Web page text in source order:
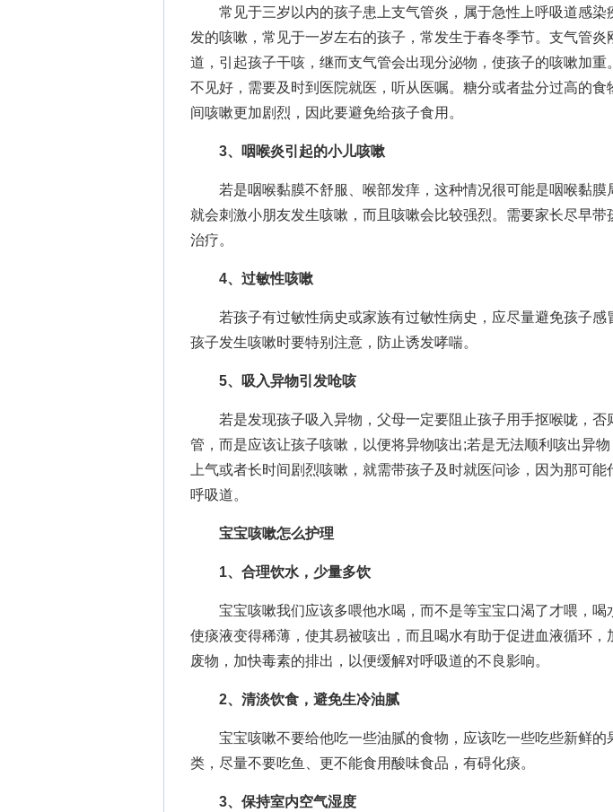
常见于三岁以内的孩子患上支气管炎，属于急性上呼吸道感染
发的咳嗽，常见于一岁左右的孩子，常发生于春冬季节。支气管炎
道，引起孩子干咳，继而支气管会出现分泌物，使孩子的咳嗽加重
不见好，需要及时到医院就医，听从医嘱。糖分或者盐分过高的食
间咳嗽更加剧烈，因此要避免给孩子食用。
3、咽喉炎引起的小儿咳嗽
若是咽喉黏膜不舒服、喉部发痒，这种情况很可能是咽喉黏膜
就会刺激小朋友发生咳嗽，而且咳嗽会比较强烈。需要家长尽早带
治疗。
4、过敏性咳嗽
若孩子有过敏性病史或家族有过敏性病史，应尽量避免孩子感
孩子发生咳嗽时要特别注意，防止诱发哮喘。
5、吸入异物引发呛咳
若是发现孩子吸入异物，父母一定要阻止孩子用手抠喉咙，否
管，而是应该让孩子咳嗽，以便将异物咳出;若是无法顺利咳出异
上气或者长时间剧烈咳嗽，就需带孩子及时就医问诊，因为那可能
呼吸道。
宝宝咳嗽怎么护理
1、合理饮水，少量多饮
宝宝咳嗽我们应该多喂他水喝，而不是等宝宝口渴了才喂，喝
使痰液变得稀薄，使其易被咳出，而且喝水有助于促进血液循环，
废物，加快毒素的排出，以便缓解对呼吸道的不良影响。
2、清淡饮食，避免生冷油腻
宝宝咳嗽不要给他吃一些油腻的食物，应该吃一些吃些新鲜的
类，尽量不要吃鱼、更不能食用酸味食品，有碍化痰。
3、保持室内空气湿度